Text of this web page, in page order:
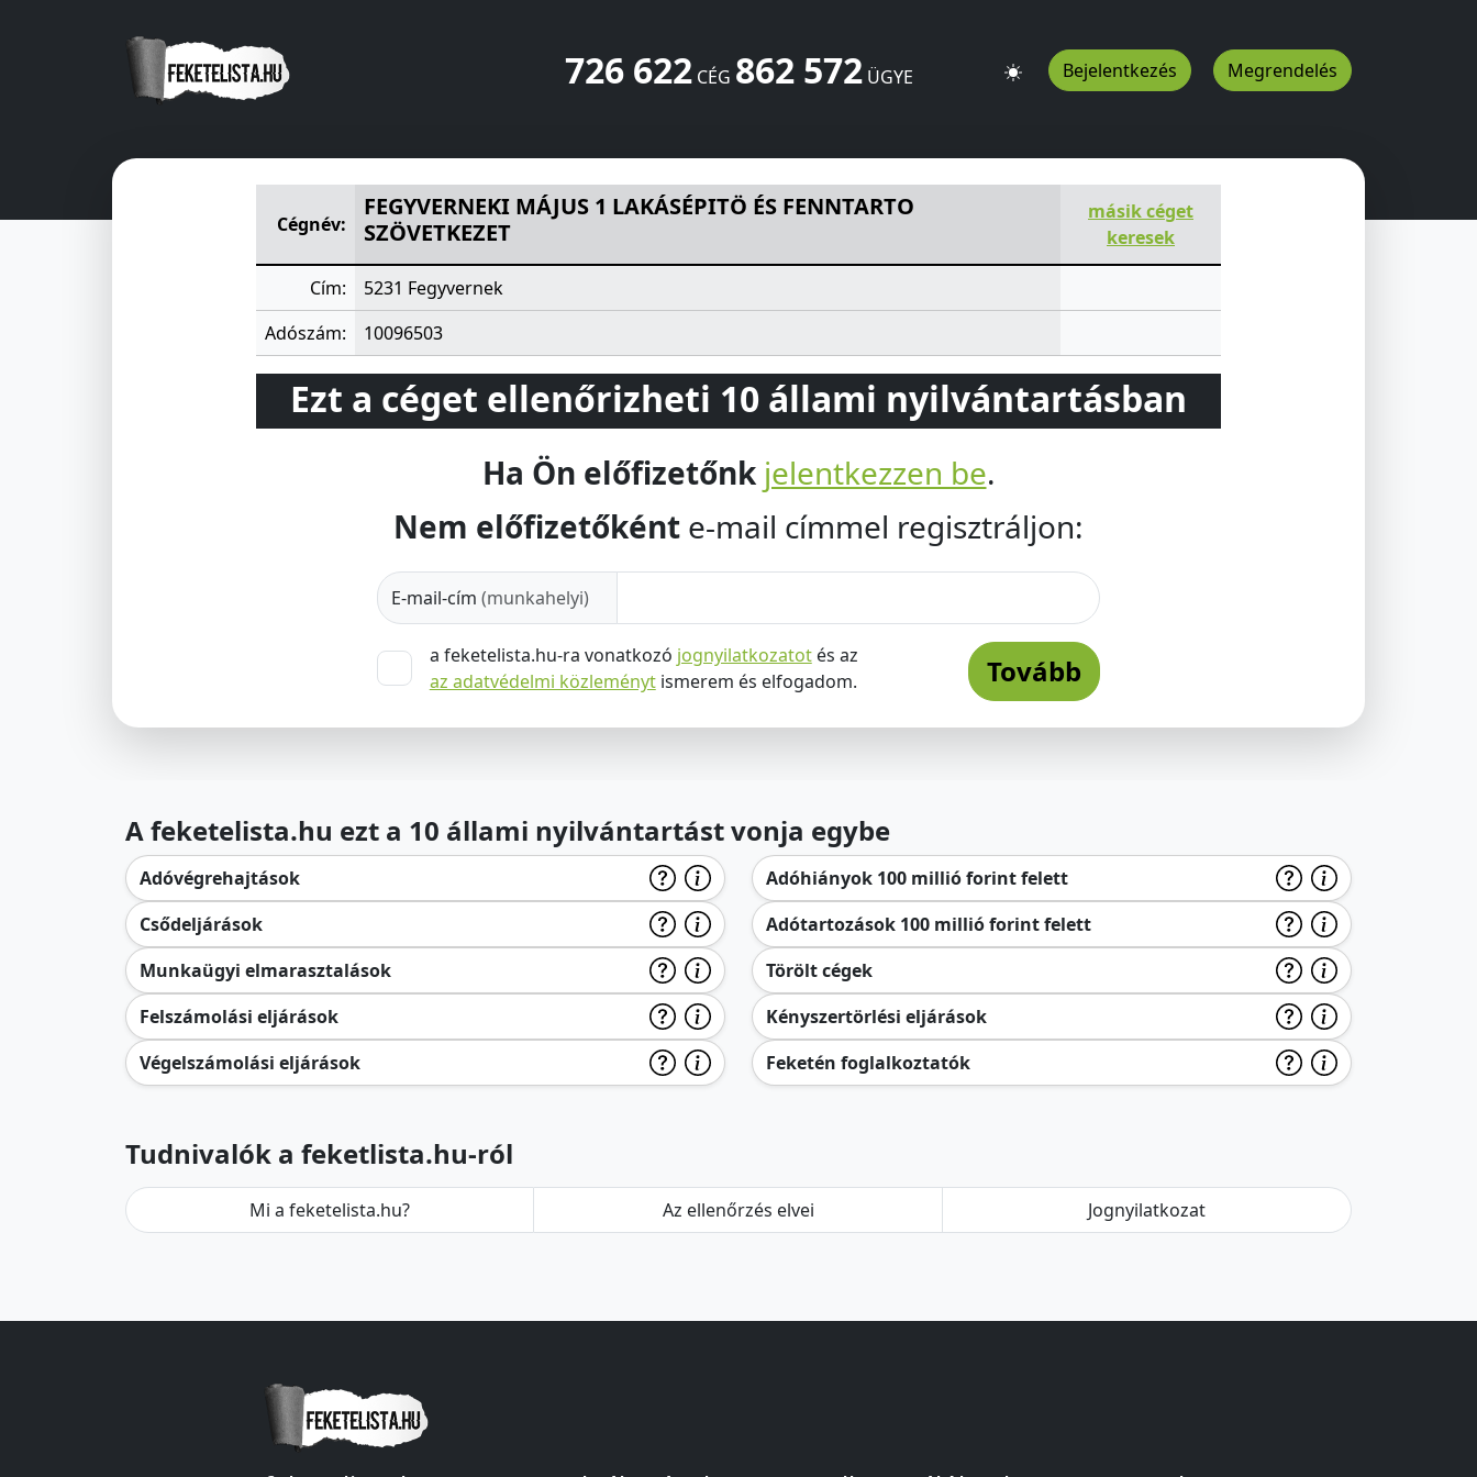
726 622CÉG 862 572ÜGYE Bejelentkezés Megrendelés
FEGYVERNEKI MÁJUS 1 LAKÁSÉPITÖ ÉS FENNTARTO SZÖVETKEZETFegyvernek 5231
Cégnév:
FEGYVERNEKI MÁJUS 1 LAKÁSÉPITÖ ÉS FENNTARTO
SZÖVETKEZET
másik céget
keresek
Cím:
5231 Fegyvernek
Adószám:
10096503
Ezt a céget ellenőrizheti 10 állami nyilvántartásban
Ha Ön előfizetőnk jelentkezzen be.
Nem előfizetőként e-mail címmel regisztráljon:
E-mail-cím (munkahelyi)
a feketelista.hu-ra vonatkozó jognyilatkozatotés az
az adatvédelmi közleménytismerem és elfogadom. Tovább
A feketelista.hu ezt a 10 állami nyilvántartást vonja egybe
Adóvégrehajtások
Csődeljárások
Munkaügyi elmarasztalások
Felszámolási eljárások
Végelszámolási eljárások
Adóhiányok 100 millió forint felett
Adótartozások 100 millió forint felett
Törölt cégek
Kényszertörlési eljárások
Feketén foglalkoztatók
Tudnivalók a feketlista.hu-ról
Mi a feketelista.hu? Az ellenőrzés elvei Jognyilatkozat